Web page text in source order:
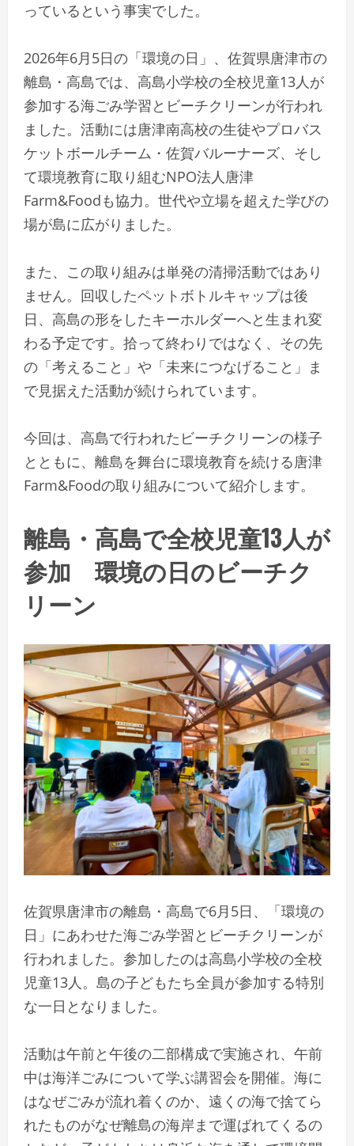
っているという事実でした。
2026年6月5日の「環境の日」、佐賀県唐津市の
離島・高島では、高島小学校の全校児童13人が
参加する海ごみ学習とビーチクリーンが行われ
ました。活動には唐津南高校の生徒やプロバス
ケットボールチーム・佐賀バルーナーズ、そし
て環境教育に取り組むNPO法人唐津
Farm&Foodも協力。世代や立場を超えた学びの
場が島に広がりました。
また、この取り組みは単発の清掃活動ではあり
ません。回収したペットボトルキャップは後
日、高島の形をしたキーホルダーへと生まれ変
わる予定です。拾って終わりではなく、その先
の「考えること」や「未来につなげること」ま
で見据えた活動が続けられています。
今回は、高島で行われたビーチクリーンの様子
とともに、離島を舞台に環境教育を続ける唐津
Farm&Foodの取り組みについて紹介します。
離島・高島で全校児童13人が
参加 環境の日のビーチク
リーン
佐賀県唐津市の離島・高島で6月5日、「環境の
日」にあわせた海ごみ学習とビーチクリーンが
行われました。参加したのは高島小学校の全校
児童13人。島の子どもたち全員が参加する特別
な一日となりました。
活動は午前と午後の二部構成で実施され、午前
中は海洋ごみについて学ぶ講習会を開催。海に
はなぜごみが流れ着くのか、遠くの海で捨てら
れたものがなぜ離島の海岸まで運ばれてくるの